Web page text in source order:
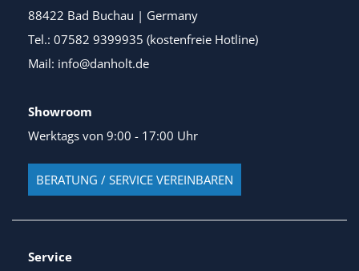
88422 Bad Buchau | Germany
Tel.: 07582 9399935 (kostenfreie Hotline)
Mail: info@danholt.de
Showroom
Werktags von 9:00 - 17:00 Uhr
BERATUNG / SERVICE VEREINBAREN
Service